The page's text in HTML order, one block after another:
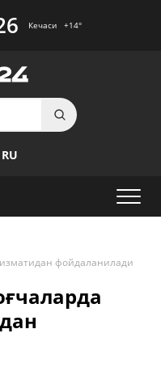
Кечаси +14°
RU
фойдаланилади